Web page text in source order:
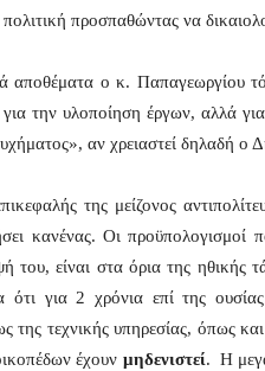
προσπαθώντας να
ο κ. Παπαγεωργίου
την υλοποίηση έργων, αλλά
αν χρειαστεί δηλαδή ο
της μείζονος
κανένας. Οι προϋπολογισμοί
του, είναι στα όρια της
ότι για 2 χρόνια επί της
της τεχνικής υπηρεσίας, όπως
έχουν μηδενιστεί. Η